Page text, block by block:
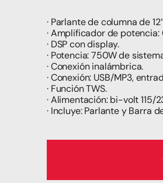
· Parlante de columna de
· Amplificador de potencia:
· DSP con display.
· Potencia: 750W de
· Conexión inalámbrica.
· Conexión: USB/MP3,
· Función TWS.
· Alimentación: bi-volt 115/
· Incluye: Parlante y Barra